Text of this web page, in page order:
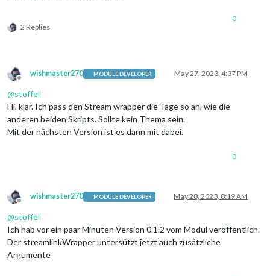
2 Replies
0
Offline
wishmaster270 MODULE DEVELOPER May 27, 2023, 4:37 PM
@stoffel
Hi, klar. Ich pass den Stream wrapper die Tage so an, wie die
anderen beiden Skripts. Sollte kein Thema sein.
Mit der nächsten Version ist es dann mit dabei.
0
Offline
wishmaster270 MODULE DEVELOPER May 28, 2023, 8:19 AM
@stoffel
Ich hab vor ein paar Minuten Version 0.1.2 vom Modul veröffentlich.
Der streamlinkWrapper untersützt jetzt auch zusätzliche
Argumente